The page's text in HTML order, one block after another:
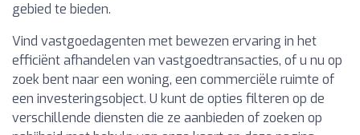
gebied te bieden.
Vind vastgoedagenten met bewezen ervaring in het
efficiënt afhandelen van vastgoedtransacties, of u nu op
zoek bent naar een woning, een commerciële ruimte of
een investeringsobject. U kunt de opties filteren op de
verschillende diensten die ze aanbieden of zoeken op